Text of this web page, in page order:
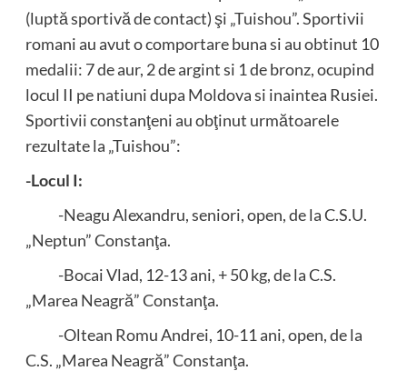
(luptă sportivă de contact) şi „Tuishou”. Sportivii
romani au avut o comportare buna si au obtinut 10
medalii: 7 de aur, 2 de argint si 1 de bronz, ocupind
locul II pe natiuni dupa Moldova si inaintea Rusiei.
Sportivii constanţeni au obţinut următoarele
rezultate la „Tuishou”:
-Locul I:
-Neagu Alexandru, seniori, open, de la C.S.U.
„Neptun” Constanţa.
-Bocai Vlad, 12-13 ani, + 50 kg, de la C.S.
„Marea Neagră” Constanţa.
-Oltean Romu Andrei, 10-11 ani, open, de la
C.S. „Marea Neagră” Constanţa.